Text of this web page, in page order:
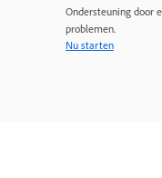
Ondersteuning door
problemen.
Nu starten